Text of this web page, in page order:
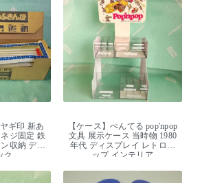
ギ印 新あ
ジ固定 鉄
収納 デッ
ク
【ケース】ぺんてる pop'npop
文具 展示ケース 当時物 1980
年代 ディスプレイ レトロポ
ップ インテリア